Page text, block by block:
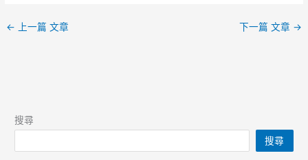
← 上一篇 文章 下一篇 文章 →
搜尋
搜尋